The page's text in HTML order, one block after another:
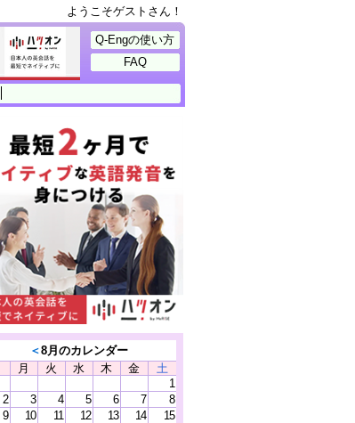
ようこそゲストさん！
Q-Engの使い方
FAQ
＜8月のカレンダー
月 火 水 木 金
土
1
2
3 4 5 6 7
8
9
10 11 12 13 14
15